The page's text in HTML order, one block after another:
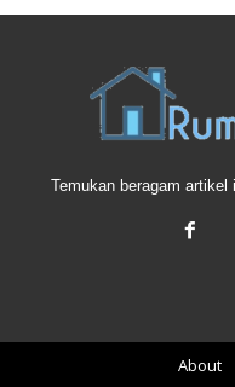
Temukan beragam
About